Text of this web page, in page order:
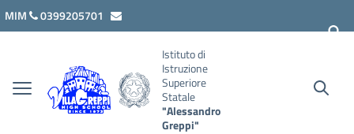
Vai ai contenuti
Vai al menu di navigazione
Vai al footer
MIM
0399205701
Istituto di
Istruzione
Superiore
Statale
"Alessandro
Greppi"